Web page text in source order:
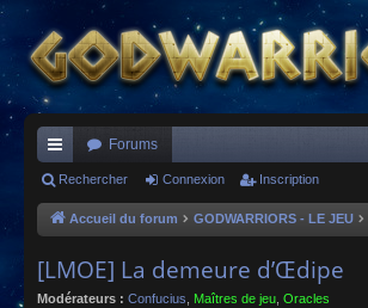
ac
co
Forums
Rechercher Connexion Inscription
Accueil du forum GODWARRIORS - LE JEU
[LMOE] La demeure d’Œdipe
Modérateurs : Confucius Maîtres de jeu Oracles